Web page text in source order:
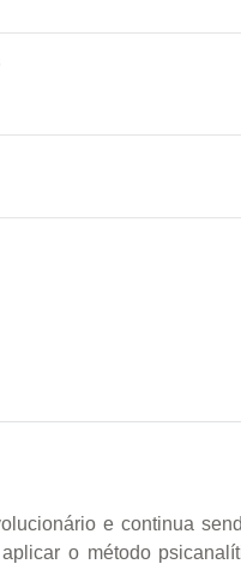
e continua
o método